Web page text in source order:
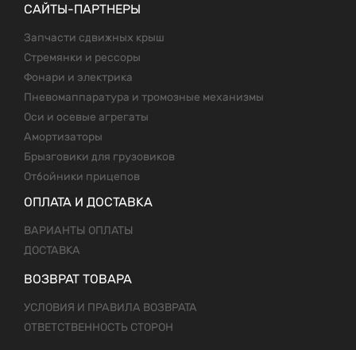
САЙТЫ-ПАРТНЕРЫ
Запчасти сдвижных крыш
Стремянки и рессоры
Фонари и электрика
Пневомаппаратура и тромозные механизмы
Оси и осевые агрегаты
Амортизаторы
Брызговики для грузовиков
Отбойники прицепов
ОПЛАТА И ДОСТАВКА
ВАРИАНТЫ ОПЛАТЫ
ДОСТАВКА
ВОЗВРАТ ТОВАРА
УСЛОВИЯ И ПРАВИЛА ВОЗВРАТА
ОТВЕТСТВЕННОСТЬ СТОРОН